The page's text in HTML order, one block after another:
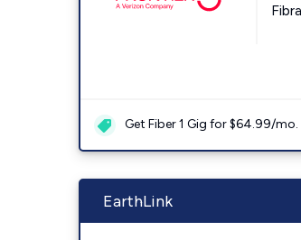
Fibra
Get Fiber 1 Gig for $64.99/
EarthLink